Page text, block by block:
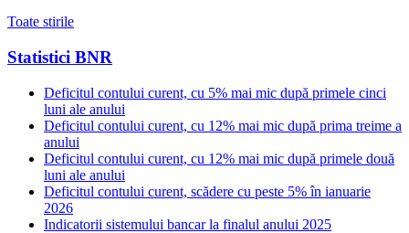
Toate stirile
Statistici BNR
Deficitul contului curent, cu 5% mai mic după primele cinci
luni ale anului
Deficitul contului curent, cu 12% mai mic după prima treime a
anului
Deficitul contului curent, cu 12% mai mic după primele două
luni ale anului
Deficitul contului curent, scădere cu peste 5% în ianuarie
2026
Indicatorii sistemului bancar la finalul anului 2025